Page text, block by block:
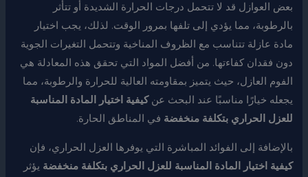
بعض العوازل قد لا تتحمل درجات الحرارة الشديدة أو تتأثر
بالرطوبة، مما يؤدي إلى تلفها بمرور الوقت. لذلك، يجب اختيار
مادة عازلة تتناسب مع الظروف المناخية وتتحمل التغيرات الجوية
دون فقدان كفاءتها. من أفضل المواد التي تحقق هذه المعادلة هي
الفوم العازل، حيث يتميز بمقاومته العالية للحرارة والرطوبة، مما
يجعله خيارًا مناسبًا عند البحث عنكيفية اختيار المادة المناسبة
للعزل الحراري بتكلفة منخفضة في المناطق الحارة.
بالإضافة إلى الفوائد المباشرة التي يوفرها العزل الحراري، فإن
كيفية اختيار المادة المناسبة للعزل الحراري بتكلفة منخفضة يؤثر